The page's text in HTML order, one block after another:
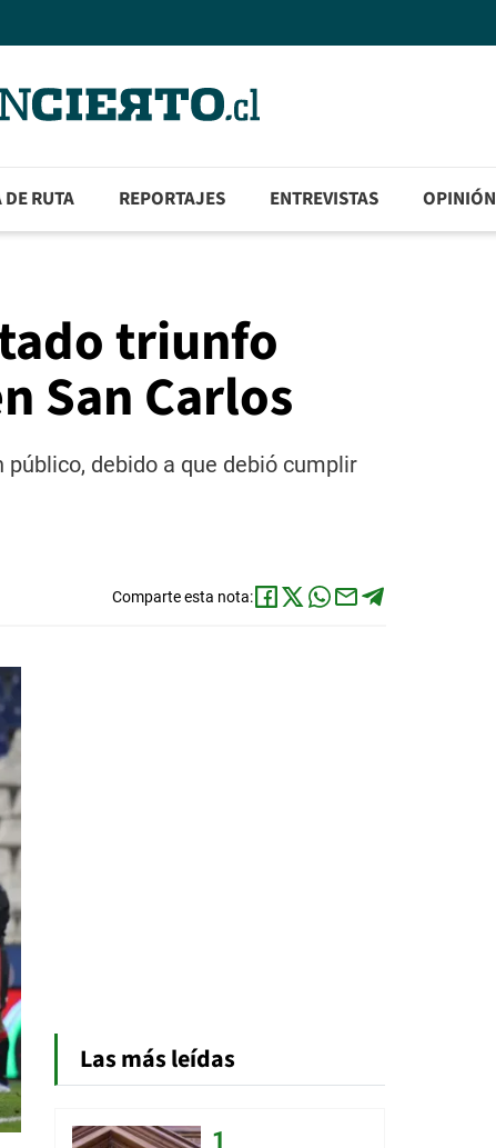
RUTA REPORTAJES ENTREVISTAS OPINIÓN
triunfo
San Carlos
debido a que debió cumplir
Comparte esta nota:
Las más leídas